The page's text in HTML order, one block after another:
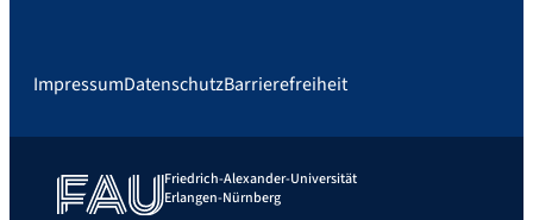
ImpressumDatenschutzBarrierefreiheit
Friedrich-Alexander-Universität
Erlangen-Nürnberg